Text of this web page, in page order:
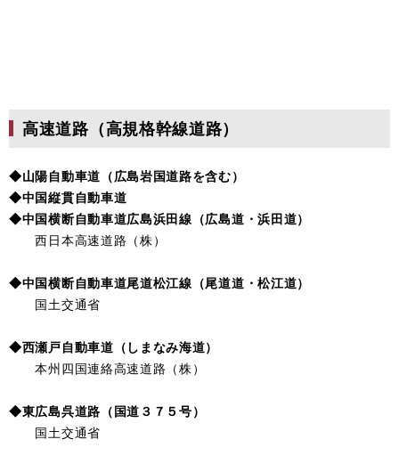
高速道路（高規格幹線道路）
◆山陽自動車道（広島岩国道路を含む）
◆中国縦貫自動車道
◆中国横断自動車道広島浜田線（広島道・浜田道）
西日本高速道路（株）
◆中国横断自動車道尾道松江線（尾道道・松江道）
国土交通省
◆西瀬戸自動車道（しまなみ海道）
本州四国連絡高速道路（株）
◆東広島呉道路（国道３７５号）
国土交通省